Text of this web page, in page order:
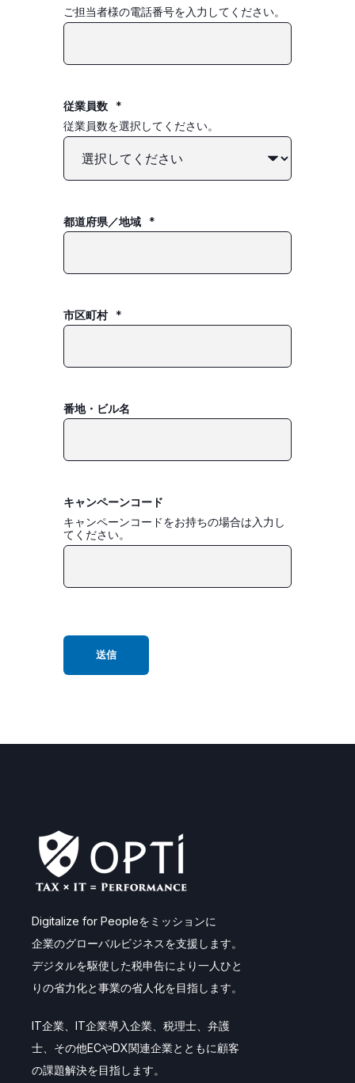
ご担当者様の電話番号を入力してください。
従業員数
*
従業員数を選択してください。
都道府県／地域 *
市区町村 *
番地・ビル名
キャンペーンコード
キャンペーンコードをお持ちの場合は入力し
てください。
Digitalize for Peopleをミッションに
企業のグローバルビジネスを支援します。
デジタルを駆使した税申告により一人ひと
りの省力化と事業の省人化を目指します。
IT企業、IT企業導入企業、税理士、弁護
士、その他ECやDX関連企業とともに顧客
の課題解決を目指します。